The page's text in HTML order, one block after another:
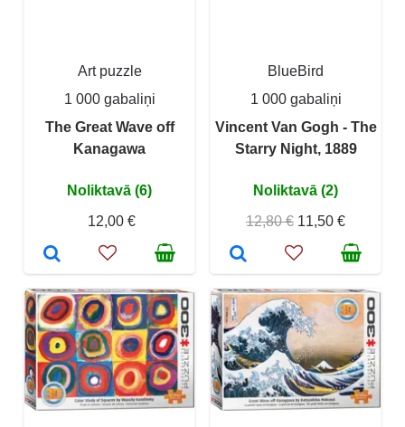
Art puzzle
1 000 gabaliņi
The Great Wave off
Kanagawa
Noliktavā (6)
12,00 €
BlueBird
1 000 gabaliņi
Vincent Van Gogh - The
Starry Night, 1889
Noliktavā (2)
12,80 € 11,50 €